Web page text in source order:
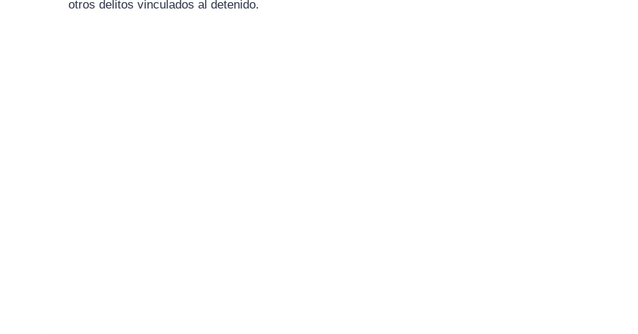
otros delitos vinculados al detenido.